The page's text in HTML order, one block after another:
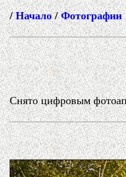
/Начало/Фотографии
Снято цифровым